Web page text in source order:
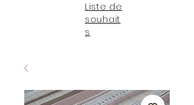
Liste de
souhait
s